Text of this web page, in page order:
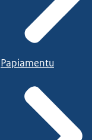
Papiamentu